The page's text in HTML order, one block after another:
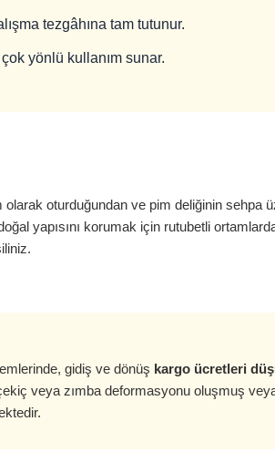
tezgâhına tam tutunur.
yönlü kullanım sunar.
olarak oturduğundan ve pim deliğinin sehpa
yapısını korumak için rutubetli
gidiş ve dönüş kargo ücretleri
veya zımba deformasyonu oluşmuş